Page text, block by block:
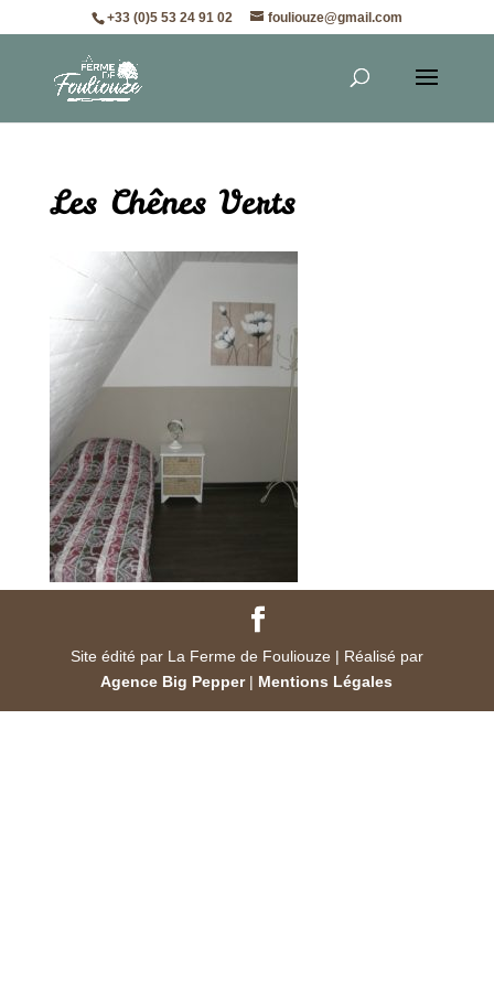
+33 (0)5 53 24 91 02 fouliouze@gmail.com
Les Chênes Verts
Site édité par La Ferme de Fouliouze | Réalisé par
Agence Big Pepper| Mentions Légales